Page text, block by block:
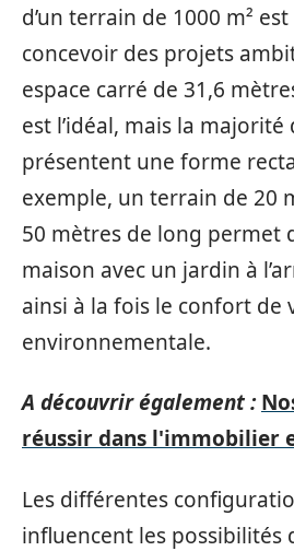
d’un terrain de 1000 m²
concevoir des projets
espace carré de 31,6
est l’idéal, mais la
présentent une forme
exemple, un terrain de 20
50 mètres de long permet
maison avec un jardin à
ainsi à la fois le confort de
environnementale.
A découvrir également :
réussir dans l'immobilier
Les différentes
influencent les possibilités